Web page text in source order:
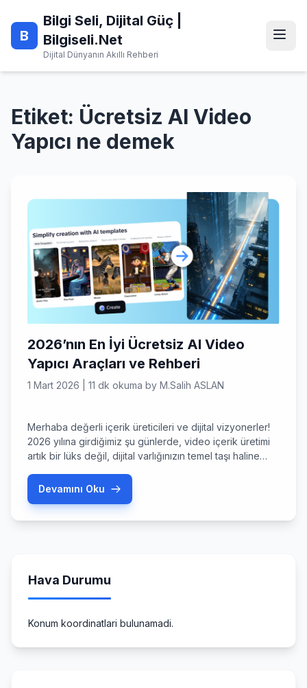
content
B
Bilgi Seli, Dijital Güç |
Bilgiseli.Net
Dijital Dünyanın Akıllı Rehberi
Etiket: Ücretsiz AI Video
Yapıcı ne demek
2026’nın En İyi Ücretsiz AI Video
Yapıcı Araçları ve Rehberi
1 Mart 2026 11 dk okuma by M.Salih ASLAN
Merhaba değerli içerik üreticileri ve dijital vizyonerler!
2026 yılına girdiğimiz şu günlerde, video içerik üretimi
artık bir lüks değil, dijital varlığınızın temel taşı haline
sadece birkaç saniye içinde bir ücretsiz AI video yapıcı
kullanarak halledebiliyoruz. Peki, Mart 2026 itibarıyla
Devamını Oku
Hava Durumu
Konum koordinatlari bulunamadi.